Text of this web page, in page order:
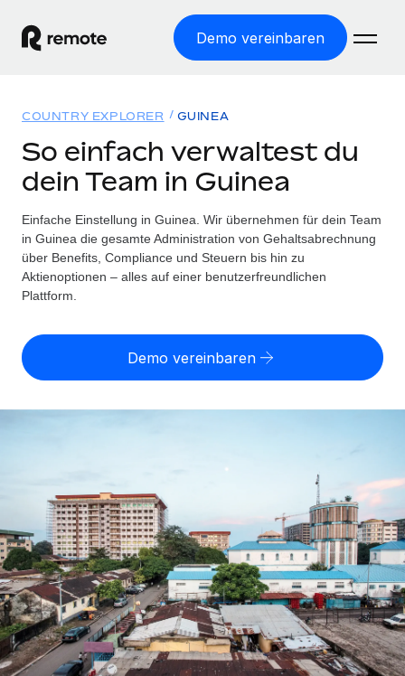
Demo vereinbaren
WELTWEITE BESCHÄFTIGUNG
Globale Payroll
Einfache, rechtssicher Payroll
Employer of Record
Weltweites Wachstum ohne Kosten für Niederlassungen
Contractor of Record
Rechtssichere, weltweite Arbeit mit Freelancer:innen
Globales Onboarding und Verwalten von
Auslagern von komplexen HR-Aufgaben
INFRASTRUKTUR
Remote Embedded
Nahtlose Integration der HR in bestehende Abläufe
Plattform
Integrierte HR-Kernfunktionen für dein Team
Lösungen
WELTWEITE ABDECKUNG
Country Explorer
Länderspezifische Unterstützung bei der Einstellung
Einfache Einstellung in allen US-Bundesstaaten
Agile HR- und Payroll-Lösungen für wachsende
Unternehmen
Mittelstand
Maßgeschneiderte HR-Lösungen, um Teams zu
vergrößern
Enterprise
Globale HR für Konzerne und Großunternehmen
Ressourcen
TOOLS UND RECHNER
Scheinselbstständigkeitsrisiko berechnen
Personalkostenrechner
Abwicklungsfristen für globale Freelancer:innen
LERNEN MIT REMOTE
Forschung und Leitfäden
Fallstudien
HR-Glossar
Preise
Deutsch
Español
Italiano
Português (Portugal)
COUNTRY EXPLORER GUINEA
So einfach verwaltest du
dein Team in Guinea
Einfache Einstellung in Guinea. Wir übernehmen für dein Team
in Guinea die gesamte Administration von Gehaltsabrechnung
über Benefits, Compliance und Steuern bis hin zu
Aktienoptionen – alles auf einer benutzerfreundlichen
Plattform.
Demo vereinbaren